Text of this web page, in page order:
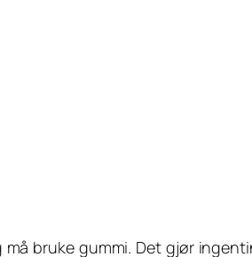
må bruke gummi. Det gjør